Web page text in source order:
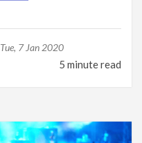
Tue, 7 Jan 2020
5 minute read